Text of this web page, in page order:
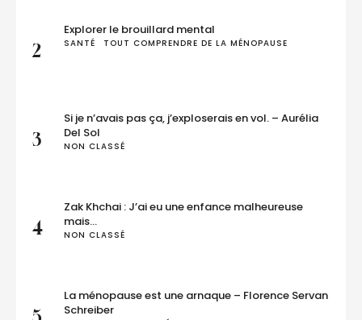
2
Explorer le brouillard mental
SANTÉ TOUT COMPRENDRE DE LA MÉNOPAUSE
3
Si je n’avais pas ça, j’exploserais en vol. – Aurélia
Del Sol
NON CLASSÉ
4
Zak Khchai : J’ai eu une enfance malheureuse
mais…
NON CLASSÉ
La ménopause est une arnaque – Florence Servan
Schreiber